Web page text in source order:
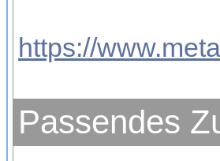
https://
Passendes